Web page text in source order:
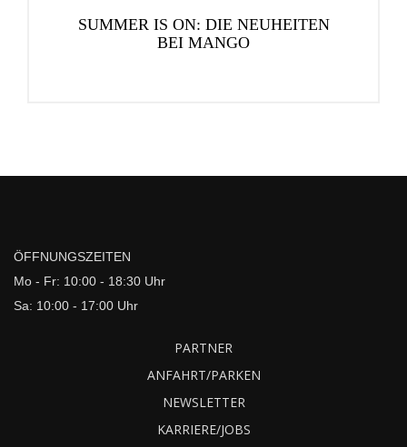
SUMMER IS ON: DIE NEUHEITEN
BEI MANGO
ÖFFNUNGSZEITEN
Mo - Fr: 10:00 - 18:30 Uhr
Sa: 10:00 - 17:00 Uhr
PARTNER
ANFAHRT/PARKEN
NEWSLETTER
KARRIERE/JOBS